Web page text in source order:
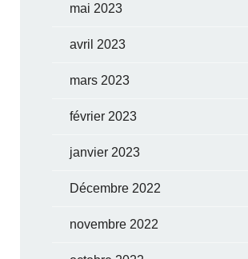
mai 2023
avril 2023
mars 2023
février 2023
janvier 2023
Décembre 2022
novembre 2022